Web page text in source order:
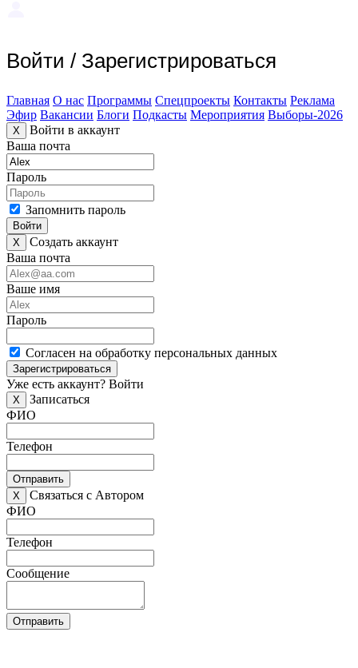
Войти / Зарегистрироваться
Главная О нас Программы Спецпроекты Контакты Реклама
Эфир Вакансии Блоги Подкасты Мероприятия Выборы-2026
X
Войти в аккаунт
Ваша почта
Пароль
Запомнить пароль
Войти
X
Создать аккаунт
Ваша почта
Ваше имя
Пароль
Согласен на обработку персональных данных
Зарегистрироваться
Уже есть аккаунт? Войти
X
Записаться
ФИО
Телефон
Отправить
X
Связаться с Автором
ФИО
Телефон
Сообщение
Отправить